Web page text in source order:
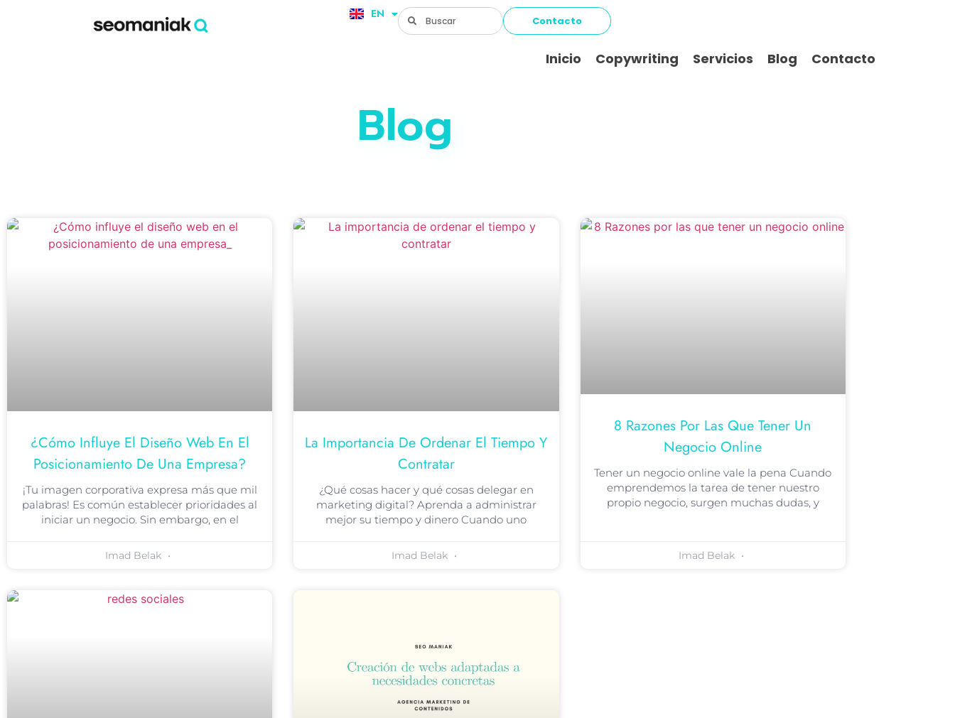
EN
FR Contacto
Inicio Copywriting Servicios Blog Contacto
Blog
¿Cómo Influye El Diseño Web En El
Posicionamiento De Una Empresa?
¡Tu imagen corporativa expresa más que mil
palabras! Es común establecer prioridades al
iniciar un negocio. Sin embargo, en el
Imad Belak
La Importancia De Ordenar El Tiempo Y
Contratar
¿Qué cosas hacer y qué cosas delegar en
marketing digital? Aprenda a administrar
mejor su tiempo y dinero Cuando uno
Imad Belak
8 Razones Por Las Que Tener Un
Negocio Online
Tener un negocio online vale la pena Cuando
emprendemos la tarea de tener nuestro
propio negocio, surgen muchas dudas, y
Imad Belak